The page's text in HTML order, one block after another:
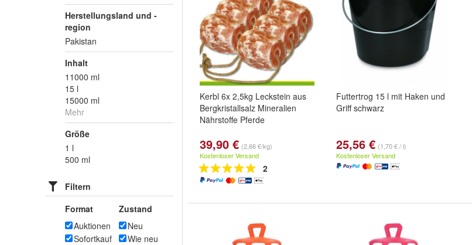
Herstellungsland und -
region
Pakistan
Inhalt
11000 ml
15 l
15000 ml
Mehr
Größe
1 l
500 ml
Filtern
Format
Auktionen
Sofortkauf
Zustand
Neu
Wie neu
Kerbl 6x 2,5kg Leckstein aus
Bergkristallsalz Mineralien
Nährstoffe Pferde
39,90 € (2,66 €/kg)
Kostenloser Versand
2
Futtertrog 15 l mit Haken und
Griff schwarz
25,56 € (1,70 € / l)
Kostenloser Versand